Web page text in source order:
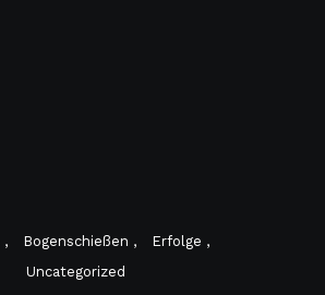
Bogenschießen
Erfolge
Uncategorized